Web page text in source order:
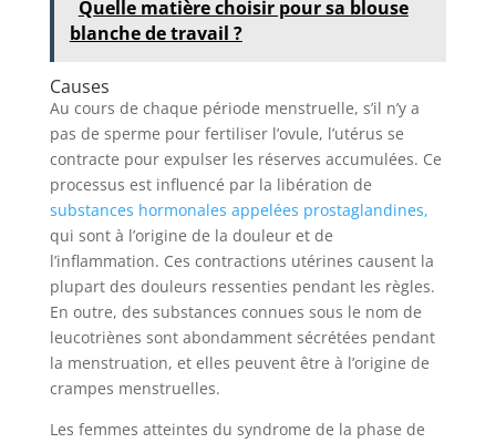
Quelle matière choisir pour sa blouse
blanche de travail ?
Causes
Au cours de chaque période menstruelle, s’il n’y a
pas de sperme pour fertiliser l’ovule, l’utérus se
contracte pour expulser les réserves accumulées. Ce
processus est influencé par la libération de
substances hormonales appelées prostaglandines,
qui sont à l’origine de la douleur et de
l’inflammation. Ces contractions utérines causent la
plupart des douleurs ressenties pendant les règles.
En outre, des substances connues sous le nom de
leucotriènes sont abondamment sécrétées pendant
la menstruation, et elles peuvent être à l’origine de
crampes menstruelles.
Les femmes atteintes du syndrome de la phase de